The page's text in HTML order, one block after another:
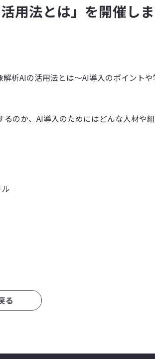
用法とは」を開催し
析AIの活用法とは～AI導入のポイント
のか、AI導入のためにはどんな人材や
る